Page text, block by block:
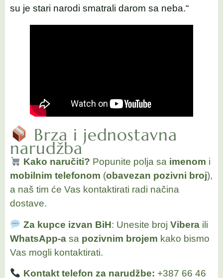
su je stari narodi smatrali darom sa neba.“
Brza i jednostavna
narudžba
Kako naručiti? Popunite polja sa imenom i
mobilnim telefonom (obavezan pozivni broj),
a naš tim će Vas kontaktirati radi načina
dostave.
Za kupce izvan BiH: Unesite broj Viberaili
WhatsApp-a sa pozivnim brojem kako bismo
Vas mogli kontaktirati.
Kontakt telefon za narudžbe: +387 66 46